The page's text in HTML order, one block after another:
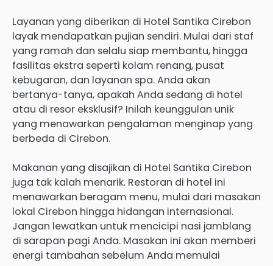
Layanan yang diberikan di Hotel Santika Cirebon
layak mendapatkan pujian sendiri. Mulai dari staf
yang ramah dan selalu siap membantu, hingga
fasilitas ekstra seperti kolam renang, pusat
kebugaran, dan layanan spa. Anda akan
bertanya-tanya, apakah Anda sedang di hotel
atau di resor eksklusif? Inilah keunggulan unik
yang menawarkan pengalaman menginap yang
berbeda di Cirebon.
Makanan yang disajikan di Hotel Santika Cirebon
juga tak kalah menarik. Restoran di hotel ini
menawarkan beragam menu, mulai dari masakan
lokal Cirebon hingga hidangan internasional.
Jangan lewatkan untuk mencicipi nasi jamblang
di sarapan pagi Anda. Masakan ini akan memberi
energi tambahan sebelum Anda memulai